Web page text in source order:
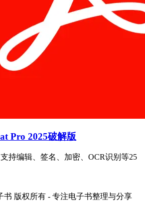
Pro 2025破解版
持编辑、签名、加密、OCR识别等25
书 版权所有 - 专注电子书整理与分享